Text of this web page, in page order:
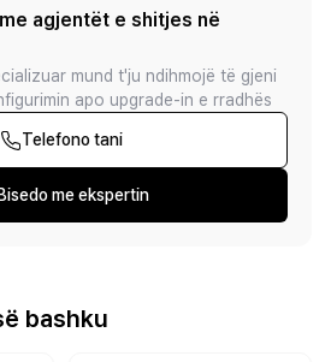
agjentët e shitjes në
mund t'ju ndihmojë të gjeni
apo upgrade-in e rradhës
Telefono tani
Bisedo me ekspertin
bashku